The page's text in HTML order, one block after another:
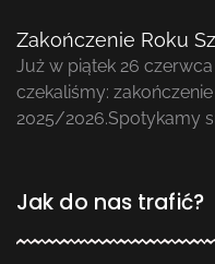
Zakończenie Roku
Już w piątek 26
czekaliśmy:
2025/2026.Spotykamy
Jak do nas trafić?